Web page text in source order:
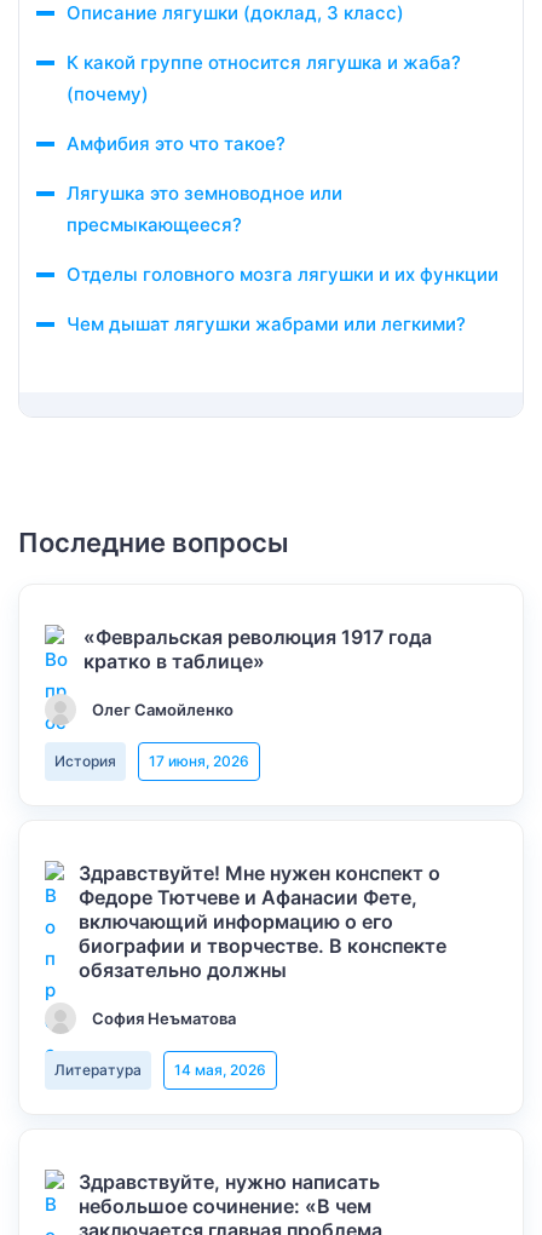
Описание лягушки (доклад, 3 класс)
К какой группе относится лягушка и жаба?
(почему)
Амфибия это что такое?
Лягушка это земноводное или
пресмыкающееся?
Отделы головного мозга лягушки и их функции
Чем дышат лягушки жабрами или легкими?
Последние вопросы
«Февральская революция 1917 года
кратко в таблице»
Олег Самойленко
История 17 июня, 2026
Здравствуйте! Мне нужен конспект о
Федоре Тютчеве и Афанасии Фете,
включающий информацию о его
биографии и творчестве. В конспекте
обязательно должны
София Неъматова
Литература 14 мая, 2026
Здравствуйте, нужно написать
небольшое сочинение: «В чем
заключается главная проблема